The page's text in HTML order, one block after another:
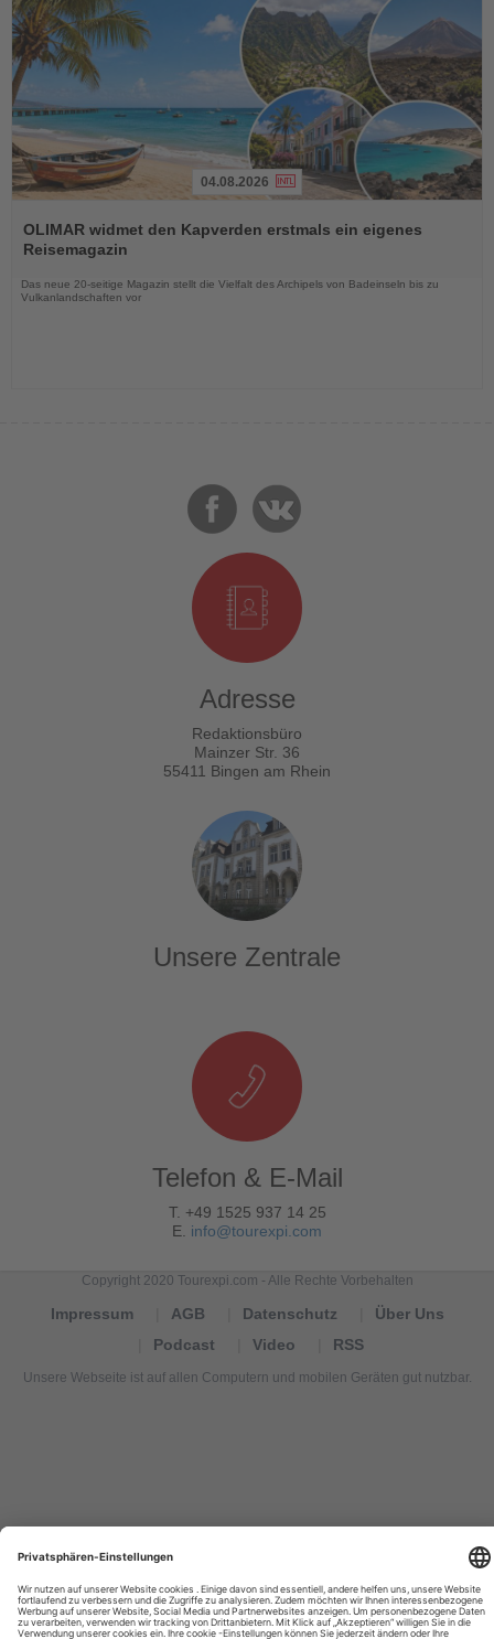
Sie
die
Nachrichten
04.08.2026
OLIMAR widmet den Kapverden erstmals ein eigenes
Reisemagazin
Das neue 20-seitige Magazin stellt die Vielfalt des Archipels von Badeinseln bis zu
Vulkanlandschaften vor
Adresse
Redaktionsbüro
Mainzer Str. 36
55411 Bingen am Rhein
Unsere Zentrale
Telefon & E-Mail
T. +49 1525 937 14 25
E. info@tourexpi.com
Copyright 2020 Tourexpi.com - Alle Rechte Vorbehalten
Impressum AGB Datenschutz
Über Uns
Podcast
Video RSS
Unsere Webseite ist auf allen Computern und mobilen Geräten gut nutzbar.
noticias
de
Tourismus
Nachrichten,